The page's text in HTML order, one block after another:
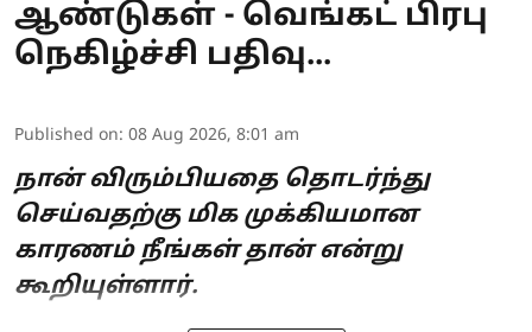
ஆண்டுகள் - வெங்கட் பிரபு
நெகிழ்ச்சி பதிவு...
Published on: 08 Aug 2026, 8:01 am
நான் விரும்பியதை தொடர்ந்து
செய்வதற்கு மிக முக்கியமான
காரணம் நீங்கள் தான் என்று
கூறியுள்ளார்.